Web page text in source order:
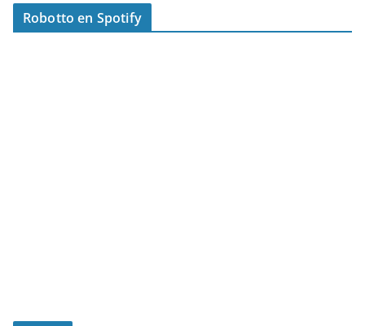
Robotto en Spotify